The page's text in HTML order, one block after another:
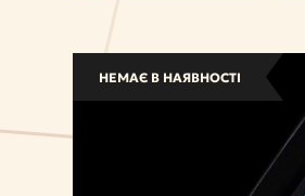
НЕМАЄ В НАЯВНОСТІ